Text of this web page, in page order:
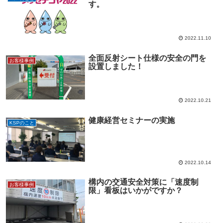
す。
2022.11.10
お客様事例
全面反射シート仕様の安全の門を
設置しました！
2022.10.21
KSPのこと 健康経営セミナーの実施
2022.10.14
お客様事例
構内の交通安全対策に「速度制
限」看板はいかがですか？